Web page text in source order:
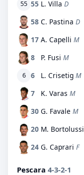
55 55 L. Villa D
58 C. Pastina D
17 A. Capelli M
8
P. Fusi M
6 6 L. Crisetig M
7
K. Varas M
30 G. Favale M
20 M. Bortolussi
24 G. Caprari F
Pescara 4-3-2-1